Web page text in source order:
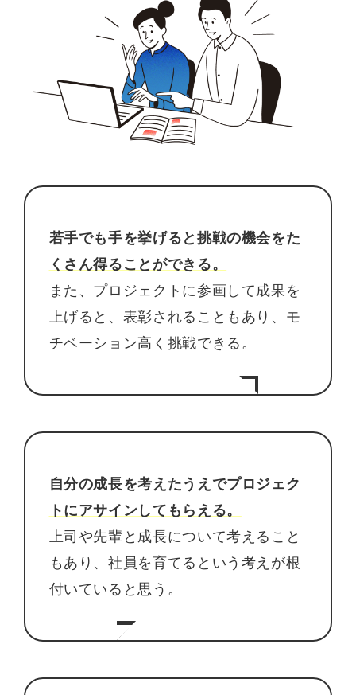
若手でも手を挙げると挑戦の機会をた
くさん得ることができる。
また、プロジェクトに参画して成果を
上げると、表彰されることもあり、モ
チベーション高く挑戦できる。
自分の成長を考えたうえでプロジェク
トにアサインしてもらえる。
上司や先輩と成長について考えること
もあり、社員を育てるという考えが根
付いていると思う。